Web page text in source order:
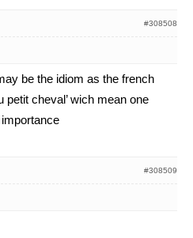
#308508
be the idiom as the french
petit cheval’ wich mean one
#308509